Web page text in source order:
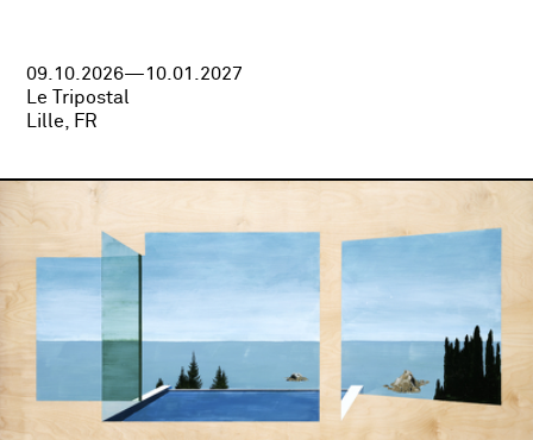
09.10.2026—10.01.2027
Le Tripostal
Lille, FR